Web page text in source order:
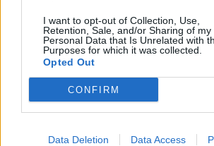
I want to opt-out of Collection, Use,
Retention, Sale, and/or Sharing of my
Personal Data that Is Unrelated with
Purposes for which it was collected.
Opted Out
CONFIRM
Data Deletion Data Access
Παναθηναϊκός
Ενός λεπτού
των
τη ζωή τους
Οι «πράσινοι« θα